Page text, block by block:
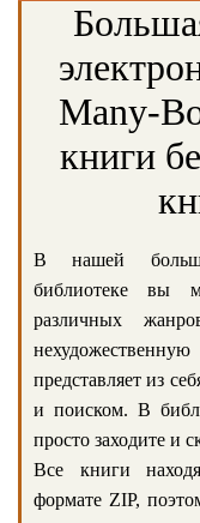
Many-
книги
В нашей
библиотеке вы
различных
представляет из
и поиском. В
просто заходите и
Все книги
формате ZIP,